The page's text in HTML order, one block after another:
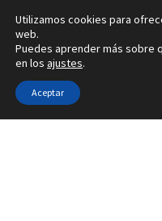
Ir
a
la
navegación
Ir
al
contenido
Inicio
Inicio Marca
Utilizamos cookies para
web.
Puedes aprender más sobre
en los ajustes.
Aceptar